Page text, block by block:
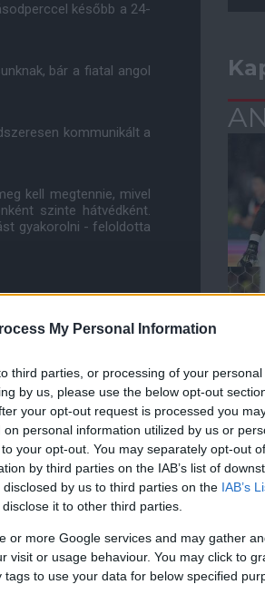
My Personal Information
third parties, or processing of your personal
by us, please use the below opt-out
your opt-out request is processed you
personal information utilized by us or
your opt-out. You may separately opt-out
by third parties on the IAB’s list of
by us to third parties on the IAB’s
it to other third parties.
or more Google services and may gather
visit or usage behaviour. You may click to
to use your data for below specified
később a 24-
bár a fiatal angol
kommunikált a
kell megtennie, mivel
szinte hátvédként.
gyakorolni - feloldotta
balról a hosszú sarokba
védést mutatott
Victor Lindelof
indított.
a vége előtt biztossá
akik 90 percet a